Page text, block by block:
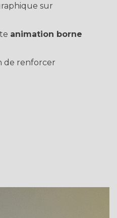
sur
animation borne
de renforcer